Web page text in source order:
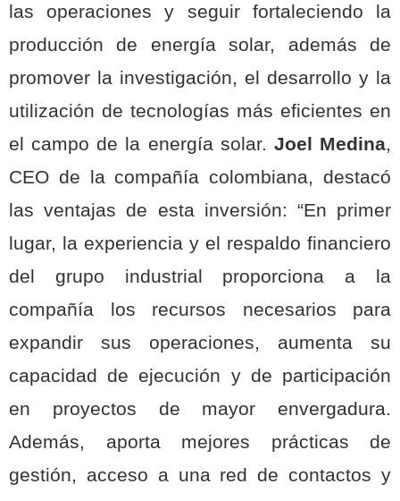
las operaciones y seguir fortaleciendo la
producción de energía solar, además de
promover la investigación, el desarrollo y la
utilización de tecnologías más eficientes en
el campo de la energía solar. Joel Medina,
CEO de la compañía colombiana, destacó
las ventajas de esta inversión: “En primer
lugar, la experiencia y el respaldo financiero
del grupo industrial proporciona a la
compañía los recursos necesarios para
expandir sus operaciones, aumenta su
capacidad de ejecución y de participación
en proyectos de mayor envergadura.
Además, aporta mejores prácticas de
gestión, acceso a una red de contactos y